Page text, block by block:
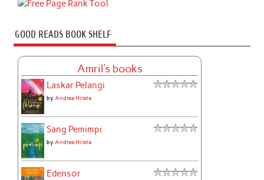
GOOD READS BOOK SHELF
Amril's books
Laskar Pelangi
byAndrea Hirata
Sang Pemimpi
byAndrea Hirata
Edensor